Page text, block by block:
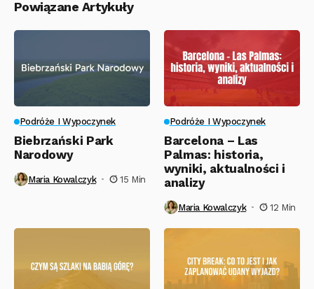
Powiązane Artykuły
Podróże I Wypoczynek
Biebrzański Park
Narodowy
Maria Kowalczyk 15 Min
Podróże I Wypoczynek
Barcelona – Las
Palmas: historia,
wyniki, aktualności i
analizy
Maria Kowalczyk 12 Min